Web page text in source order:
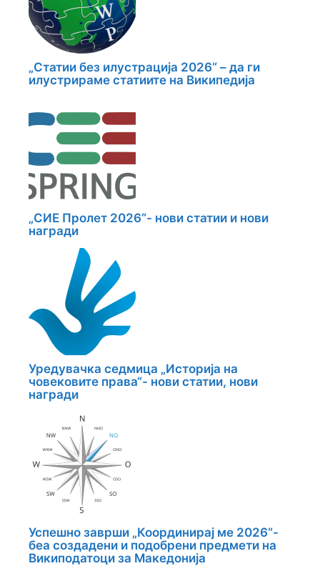
„Статии без илустрација 2026“ – да ги
илустрираме статиите на Википедија
„СИЕ Пролет 2026“- нови статии и нови
награди
Уредувачка седмица „Историја на
човековите права“- нови статии, нови
награди
Успешно заврши „Координирај ме 2026“-
беа создадени и подобрени предмети на
Википодатоци за Македонија